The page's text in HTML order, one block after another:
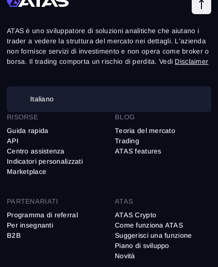
ATAS è uno sviluppatore di soluzioni analitiche che aiutano i
trader a vedere la struttura del mercato nei dettagli. L'azienda
non fornisce servizi di investimento e non opera come broker o
borsa. Il trading comporta un rischio di perdita. Vedi Disclaimer
Italiano
RISORSE
Guida rapida
API
Centro assistenza
Indicatori personalizzati
Marketplace
BLOG
Teoria del mercato
Trading
ATAS features
PARTENARIATI
Programma di referral
Per insegnanti
B2B
ATAS
ATAS Crypto
Come funziona ATAS
Suggerisci una funzione
Piano di sviluppo
Novità